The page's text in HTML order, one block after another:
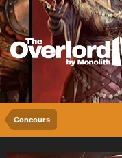
Concours